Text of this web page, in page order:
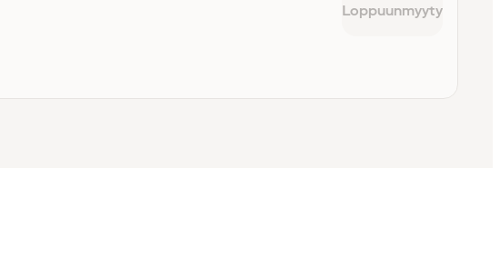
Loppuunmyyty